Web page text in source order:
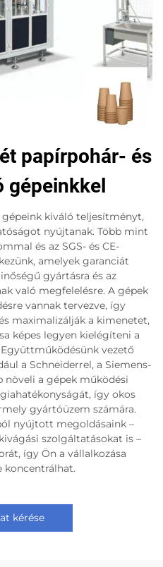
papírpohár- és
gépeinkkel
kiváló teljesítményt,
nyújtanak. Több mint
és az SGS- és CE-
amelyek garanciát
gyártásra és az
való megfelelésre. A gépek
vannak tervezve, így
maximalizálják a kimenetet,
képes legyen kielégíteni a
vezető
a Schneiderrel, a Siemens-
növeli a gépek működési
így okos
gyártóüzem számára.
nyújtott megoldásaink –
szolgáltatásokat is –
így Ön a vállalkozása
koncentrálhat.
kérése